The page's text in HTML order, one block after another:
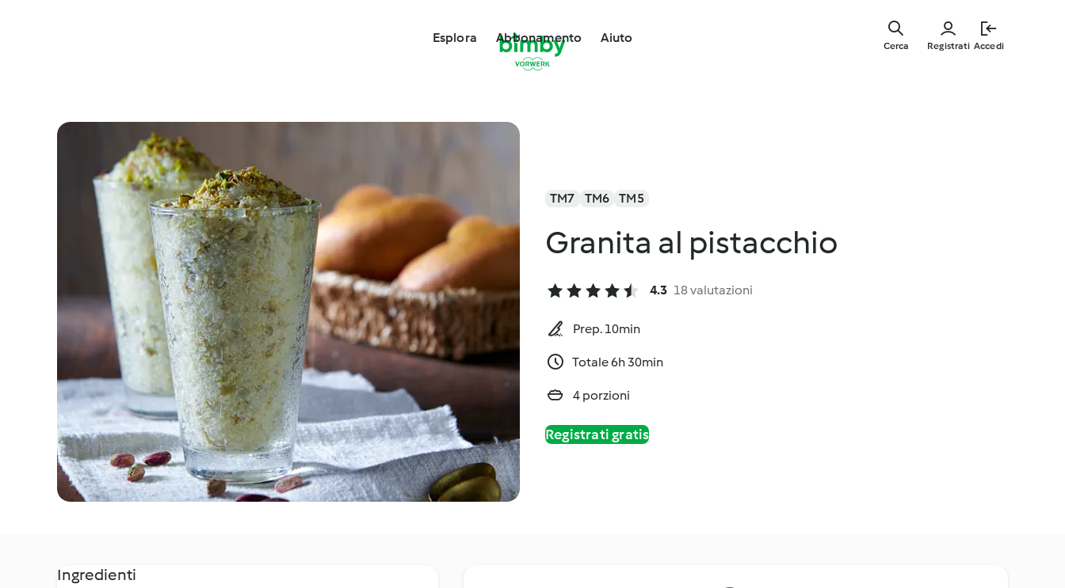
Esplora Abbonamento Aiuto
Registrati Accedi
Cerca
TM7 TM6 TM5
Granita al pistacchio
4.3 18 valutazioni
Prep. 10min
Totale 6h 30min
4 porzioni
Registrati gratis
Ingredienti